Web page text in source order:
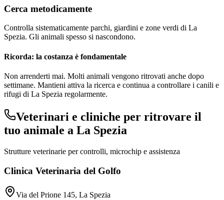
Cerca metodicamente
Controlla sistematicamente parchi, giardini e zone verdi di La
Spezia. Gli animali spesso si nascondono.
Ricorda: la costanza è fondamentale
Non arrenderti mai. Molti animali vengono ritrovati anche dopo
settimane. Mantieni attiva la ricerca e continua a controllare i canili e
rifugi di La Spezia regolarmente.
Veterinari e cliniche per ritrovare il
tuo animale a La Spezia
Strutture veterinarie per controlli, microchip e assistenza
Clinica Veterinaria del Golfo
Via del Prione 145, La Spezia